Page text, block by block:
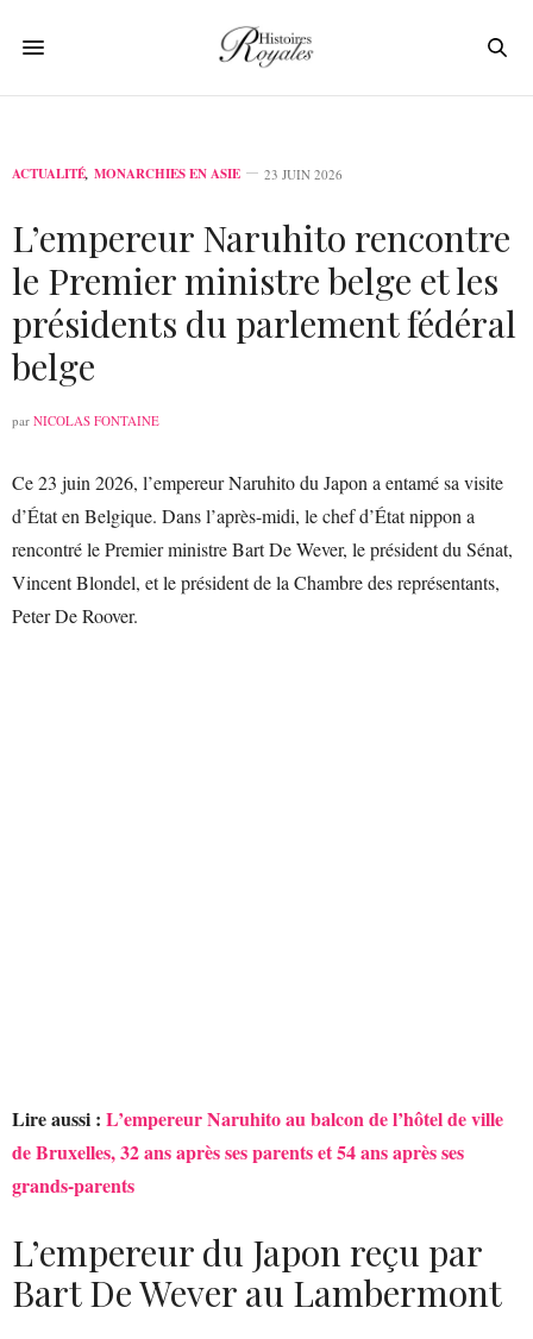
ACTUALITÉ, MONARCHIES EN ASIE 23 JUIN 2026
L’empereur Naruhito rencontre
le Premier ministre belge et les
présidents du parlement fédéral
belge
par NICOLAS FONTAINE
Ce 23 juin 2026, l’empereur Naruhito du Japon a entamé sa visite
d’État en Belgique. Dans l’après-midi, le chef d’État nippon a
rencontré le Premier ministre Bart De Wever, le président du Sénat,
Vincent Blondel, et le président de la Chambre des représentants,
Peter De Roover.
Lire aussi : L’empereur Naruhito au balcon de l’hôtel de ville
de Bruxelles, 32 ans après ses parents et 54 ans après ses
grands-parents
L’empereur du Japon reçu par
Bart De Wever au Lambermont